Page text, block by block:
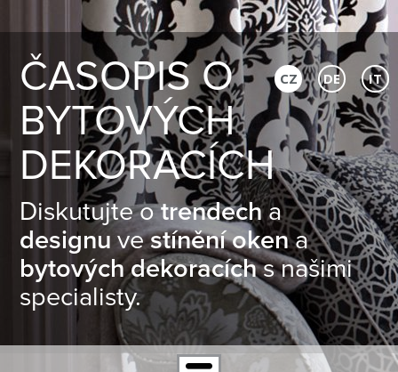
ČASOPIS O
BYTOVÝCH
DEKORACÍCH
Diskutujte otrendecha
designuvestínění okena
bytových dekoracíchs našimi
specialisty.
CZ DE IT